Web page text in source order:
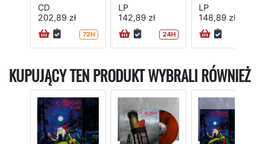
CD
202,89 zł
72H
LP
142,89 zł
24H
LP
148,89 zł
KUPUJĄCY TEN PRODUKT WYBRALI RÓWNIEŻ